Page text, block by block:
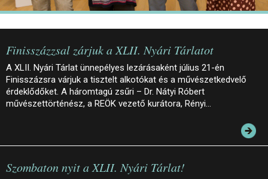
Finisszázzsal zárjuk a XLII. Nyári Tárlatot
A XLII. Nyári Tárlat ünnepélyes lezárásaként július 21-én
Finisszázsra várjuk a tisztelt alkotókat és a művészetkedvelő
érdeklődőket. A háromtagú zsűri – Dr. Nátyi Róbert
művészettörténész, a REÖK vezető kurátora, Rényi…
Szombaton nyit a XLII. Nyári Tárlat!